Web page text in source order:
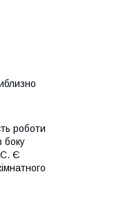
роботи
боку
Є